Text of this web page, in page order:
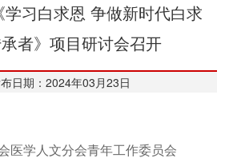
学习白求恩 争做新时代白求
者》项目研讨会召开
日期：2024年03月23日
医学人文分会青年工作委员会